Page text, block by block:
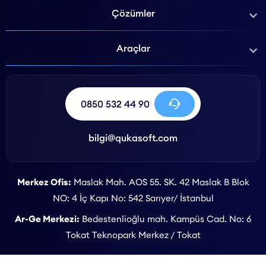
Ücretsiz Kurulum Desteği
kurulum süreci ücretsiz olarak sunulmaktadır.
Kurulum sürecinde teknik detaylarla vakit kaybetmeden, e-ticaret
operasyonlarınıza odaklanabilir ve fatura süreçlerinizi kısa sürede
dijital olarak yönetmeye başlayabilirsiniz.
Qukasoft ile EDM Bilişim
Entegrasyon Avantajı
Qukasoft, e-ticaret işletmelerinin sipariş, pazaryeri, kargo, ödeme
ve muhasebe süreçlerini tek panelden yönetebilmesi için güçlü
yapının önemli parçalarından biridir.
Çözümler
Araçlar
0850 532 44 90
bilgi@qukasoft.com
Merkez Ofis: Maslak Mah. AOS 55. SK. 42 Maslak B Blok
NO: 4 İç Kapı No: 542 Sarıyer/ İstanbul
Ar-Ge Merkezi: Bedestenlioğlu mah. Kampüs Cad. No: 6
Tokat Teknopark Merkez / Tokat